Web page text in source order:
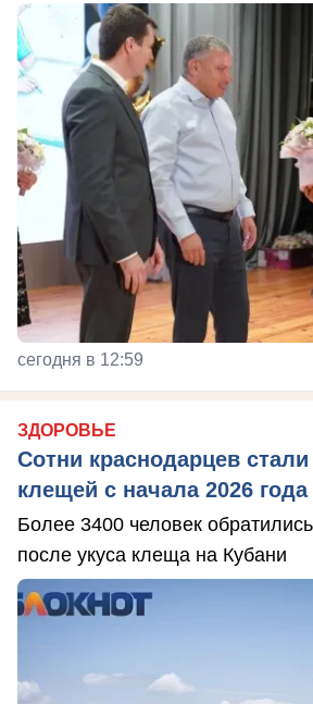
сегодня в 12:59
ЗДОРОВЬЕ
Сотни краснодарцев
клещей с начала 2026 года
Более 3400 человек
после укуса клеща на Кубани